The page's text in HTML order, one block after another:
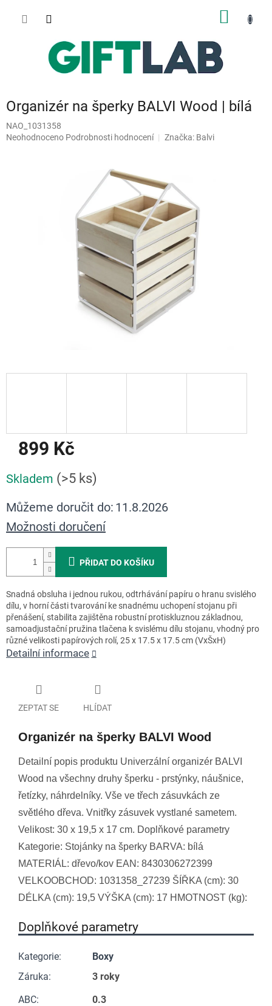
Organizér na šperky BALVI Wood | bílá
NAO_1031358
Průměrné
Neohodnoceno Podrobnosti hodnocení Značka: Balvi
899 Kč
cena:
Skladem (>5 ks)
Můžeme doručit do: 11.8.2026
Možnosti doručení
PŘIDAT DO KOŠÍKU
Snadná obsluha i jednou rukou, odtrhávání papíru o hranu svislého
dílu, v horní části tvarování ke snadnému uchopení stojanu při
přenášení, stabilita zajištěna robustní protiskluznou základnou,
samoadjustační pružina tlačena k svislému dílu stojanu, vhodný pro
různé velikosti papírových rolí, 25 x 17.5 x 17.5 cm (VxŠxH)
Detailní informace
ZEPTAT SE HLÍDAT
Organizér na šperky BALVI Wood
Detailní popis produktu Univerzální organizér BALVI
Wood na všechny druhy šperku - prstýnky, náušnice,
řetízky, náhrdelníky. Vše ve třech zásuvkách ze
světlého dřeva. Vnitřky zásuvek vystlané sametem.
Velikost: 30 x 19,5 x 17 cm. Doplňkové parametry
Kategorie: Stojánky na šperky BARVA: bílá
MATERIÁL: dřevo/kov EAN: 8430306272399
VELKOOBCHOD: 1031358_27239 ŠÍŘKA (cm): 30
DÉLKA (cm): 19,5 VÝŠKA (cm): 17 HMOTNOST (kg):
Doplňkové parametry
Kategorie:
Boxy
Záruka:
3 roky
ABC:
0.3